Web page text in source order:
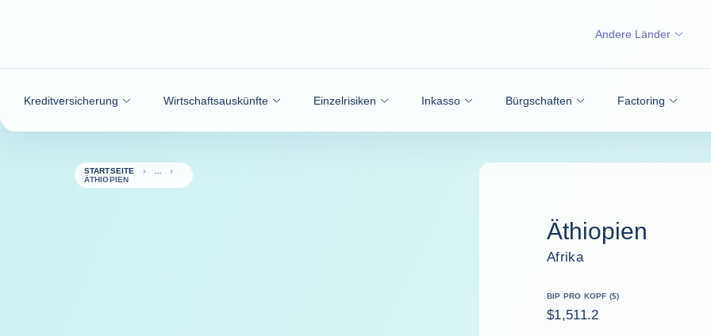
Kreditversicherung Wirtschaftsauskünfte Einzelrisiken Inkasso Bürgschaften Factoring
Andere Länder
STARTSEITE
ÄTHIOPIEN
Äthiopien
Afrika
BIP PRO KOPF ($)
$1,511.2